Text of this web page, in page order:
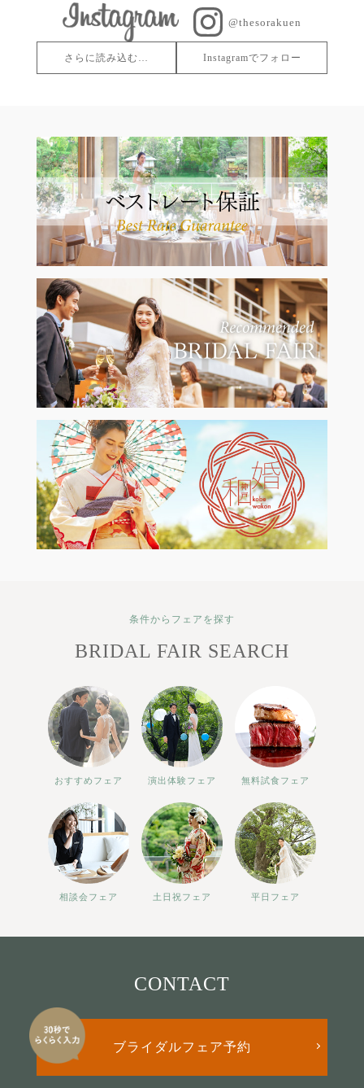
@thesorakuen
さらに読み込む… Instagramでフォロー
条件からフェアを探す
BRIDAL FAIR SEARCH
おすすめフェア 演出体験フェア 無料試食フェア
相談会フェア 土日祝フェア 平日フェア
CONTACT
ブライダルフェア予約